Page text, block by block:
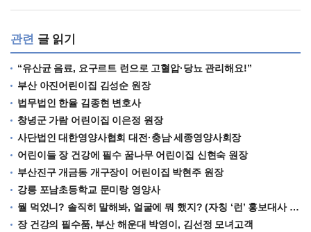
관련 글 읽기
“유산균 음료, 요구르트 런으로 고혈압·당뇨 관리해요!”
부산 아진어린이집 김성순 원장
법무법인 한율 김종현 변호사
창녕군 가람 어린이집 이은정 원장
사단법인 대한영양사협회 대전·충남·세종영양사회장
어린이들 장 건강에 필수 꿈나무 어린이집 신현숙 원장
부산진구 개금동 개구장이 어린이집 박현주 원장
강릉 포남초등학교 문미랑 영양사
뭘 먹었니? 솔직히 말해봐, 얼굴에 뭐 했지? (자칭 ‘런’ 홍보대사 빠아제 어린이집 지종분원장)
장 건강의 필수품, 부산 해운대 박영이, 김선정 모녀고객